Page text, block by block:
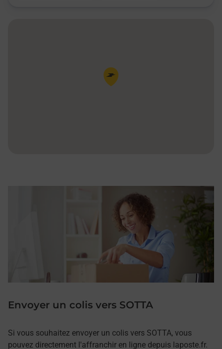
Pin de la carte
Envoyer un colis vers SOTTA
Si vous souhaitez envoyer un colis vers SOTTA, vous
pouvez directement l'affranchir en ligne depuis laposte.fr.